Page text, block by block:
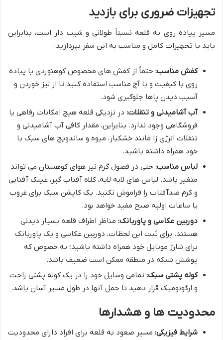
تجهیزات ضروری برای بازدید
مسیر پیاده روی به قلعه نسبتاً طولانی و شیب دار است، بنابراین
باید با تجهیزات کامل و مناسب به این سفر بپردازید:
کفش مناسب: حتماً از کفش های مخصوص کوهنوردی یا پیاده
روی با کیفیت و با آج مناسب استفاده کنید تا از لیز خوردن و
آسیب دیدن پاها جلوگیری شود.
آب آشامیدنی و تنقلات: در نزدیکی قلعه هیچ امکانات رفاهی یا
فروشگاهی وجود ندارد. بنابراین، مقدار کافی آب آشامیدنی و
تنقلات انرژی زا مانند خشکبار، میوه و ساندویچ های سبک با
خود همراه داشته باشید.
لباس مناسب: حتی در فصول گرم نیز هوای کوهستان می تواند
متغیر باشد. لباس های لایه لایه، کلاه آفتاب گیر، عینک آفتابی
و کرم ضدآفتاب را فراموش نکنید. یک کاپشن سبک برای غروب
یا ساعات اولیه صبح مفید خواهد بود.
دوربین عکاسی و پاوربانک: مناظر اطراف قلعه بسیار دیدنی
هستند. برای ثبت این لحظات، دوربین عکاسی و یک پاوربانک
برای شارژ موبایل خود همراه داشته باشید؛ به خصوص که
پوشش شبکه در منطقه ممکن است ضعیف باشد.
کوله پشتی سبک: تمامی وسایل خود را در یک کوله پشتی راحت
و ارگونومیک قرار دهید تا حمل آنها در طول مسیر آسان باشد.
محدودیت ها و هشدارها
شرایط فیزیکی: مسیر صعود به قلعه برای افراد دارای محدودیت